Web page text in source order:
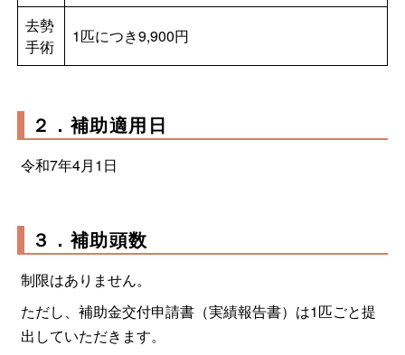
去勢
手術
1匹につき9,900円
２．補助適用日
令和7年4月1日
３．補助頭数
制限はありません。
ただし、補助金交付申請書（実績報告書）は1匹ごと提
出していただきます。